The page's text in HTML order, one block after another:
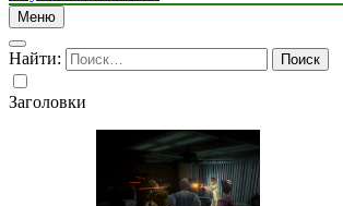
Меню
Найти:
Заголовки